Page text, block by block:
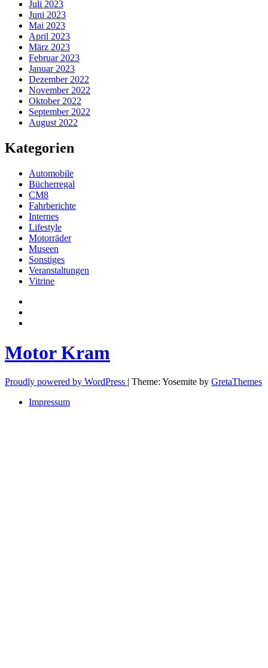
Juli 2023
Juni 2023
Mai 2023
April 2023
März 2023
Februar 2023
Januar 2023
Dezember 2022
November 2022
Oktober 2022
September 2022
August 2022
Kategorien
Automobile
Bücherregal
CM8
Fahrberichte
Internes
Lifestyle
Motorräder
Museen
Sonstiges
Veranstaltungen
Vitrine
Motor Kram
Proudly powered by WordPress | Theme: Yosemite by GretaThemes
Impressum